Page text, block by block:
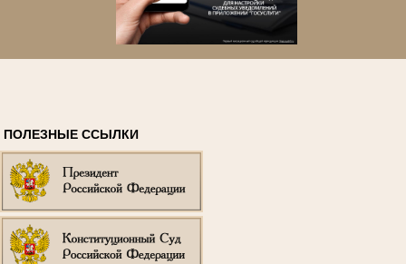
ПОЛЕЗНЫЕ ССЫЛКИ